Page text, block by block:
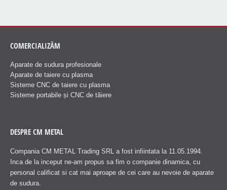
COMERCIALIZĂM
Aparate de sudura profesionale
Aparate de taiere cu plasma
Sisteme CNC de taiere cu plasma
Sisteme portabile și CNC de tăiere
DESPRE CM METAL
Compania CM METAL Trading SRL a fost infiintata la 11.05.1994.
Inca de la inceput ne-am propus sa fim o companie dinamica, cu
personal calificat si cat mai aproape de cei care au nevoie de aparate
de sudura.